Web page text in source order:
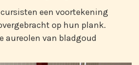
een voortekening
op hun plank.
aureolen van bladgoud